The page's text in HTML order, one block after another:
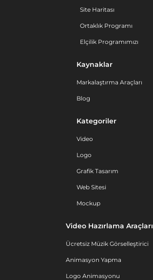
Site Haritası
Ortaklık Programı
Elçilik Programımızı
Kaynaklar
Markalaştırma Araçları
Blog
Kategoriler
Video
Logo
Grafik Tasarım
Web Sitesi
Mockup
Video Hazırlama Araçları
Ücretsiz Müzik Görselleştirici
Animasyon Yapma
Logo Animasyonu